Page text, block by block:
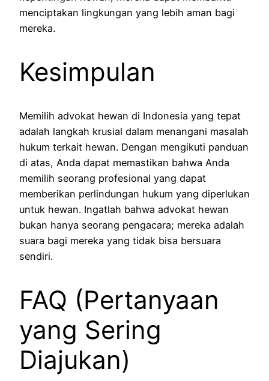
menciptakan lingkungan yang lebih aman bagi
mereka.
Kesimpulan
Memilih advokat hewan di Indonesia yang tepat
adalah langkah krusial dalam menangani masalah
hukum terkait hewan. Dengan mengikuti panduan
di atas, Anda dapat memastikan bahwa Anda
memilih seorang profesional yang dapat
memberikan perlindungan hukum yang diperlukan
untuk hewan. Ingatlah bahwa advokat hewan
bukan hanya seorang pengacara; mereka adalah
suara bagi mereka yang tidak bisa bersuara
sendiri.
FAQ (Pertanyaan
yang Sering
Diajukan)